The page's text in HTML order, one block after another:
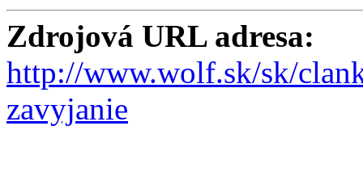
Zdrojová URL adresa:
http://www.wolf.sk/sk/
zavyjanie